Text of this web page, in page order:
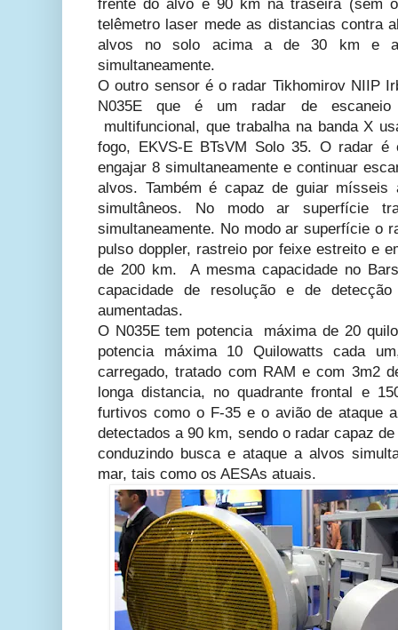
frente do alvo e 90 km na traseira (sem
telêmetro laser mede as distancias contra
alvos no solo acima a de 30 km e
simultaneamente.
O outro sensor é o radar Tikhomirov NIIP
N035E que é um radar de escaneio
multifuncional, que trabalha na banda X
fogo, EKVS-E BTsVM Solo 35. O radar é
engajar 8 simultaneamente e continuar
alvos. Também é capaz de guiar
simultâneos. No modo ar superfície
simultaneamente. No modo ar superfície o
pulso doppler, rastreio por feixe estreito e
de 200 km. A mesma capacidade no
capacidade de resolução e de
aumentadas.
O N035E tem potencia máxima de 20
potencia máxima 10 Quilowatts cada
carregado, tratado com RAM e com 3m2
longa distancia, no quadrante frontal e
furtivos como o F-35 e o avião de ataque
detectados a 90 km, sendo o radar capaz
conduzindo busca e ataque a alvos
mar, tais como os AESAs atuais.